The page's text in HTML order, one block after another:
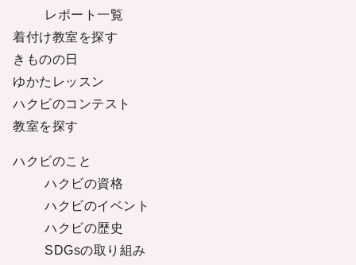
レポート一覧
着付け教室を探す
きものの日
ゆかたレッスン
ハクビのコンテスト
教室を探す
ハクビのこと
ハクビの資格
ハクビのイベント
ハクビの歴史
SDGsの取り組み